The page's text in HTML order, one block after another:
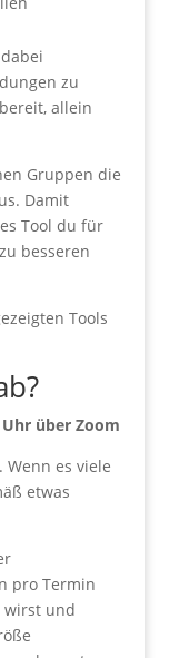
zu
allein
Gruppen die
Damit
Tool du für
besseren
Tools
über Zoom
es viele
etwas
pro Termin
wirst und